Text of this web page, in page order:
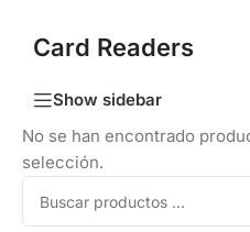
Card Readers
Show sidebar
No se han encontrado
selección.